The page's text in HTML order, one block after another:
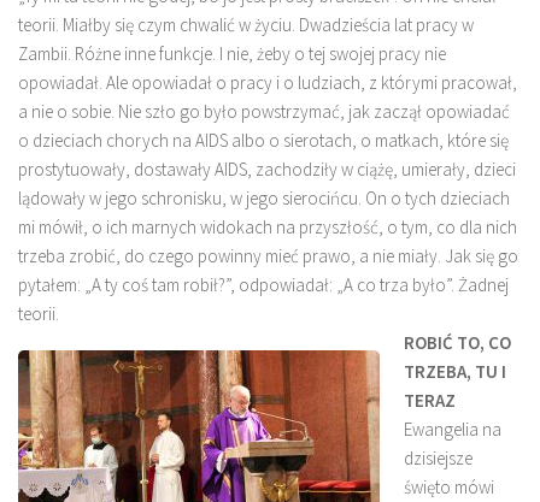
teorii. Miałby się czym chwalić w życiu. Dwadzieścia lat pracy w
Zambii. Różne inne funkcje. I nie, żeby o tej swojej pracy nie
opowiadał. Ale opowiadał o pracy i o ludziach, z którymi pracował,
a nie o sobie. Nie szło go było powstrzymać, jak zaczął opowiadać
o dzieciach chorych na AIDS albo o sierotach, o matkach, które się
prostytuowały, dostawały AIDS, zachodziły w ciążę, umierały, dzieci
lądowały w jego schronisku, w jego sierocińcu. On o tych dzieciach
mi mówił, o ich marnych widokach na przyszłość, o tym, co dla nich
trzeba zrobić, do czego powinny mieć prawo, a nie miały. Jak się go
pytałem: „A ty coś tam robił?”, odpowiadał: „A co trza było”. Żadnej
teorii.
ROBIĆ TO, CO
TRZEBA, TU I
TERAZ
Ewangelia na
dzisiejsze
święto mówi